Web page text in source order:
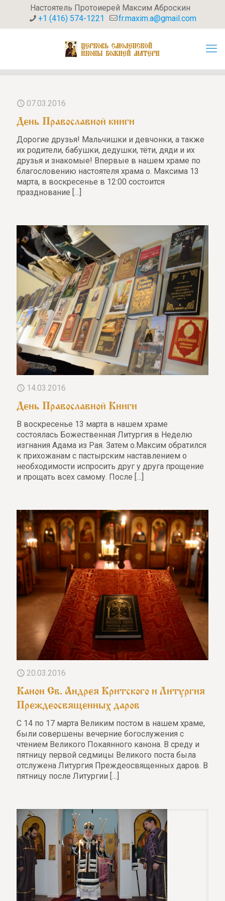
Настоятель Протоиерей Максим Аброскин
+1 (416) 574-1221
fr.maxim.a@gmail.com
07.03.2016
День Православной книги
Дорогие друзья! Мальчишки и девчонки, а также
их родители, бабушки, дедушки, тёти, дяди и их
друзья и знакомые! Впервые в нашем храме по
благословению настоятеля храма о. Максима 13
марта, в воскресенье в 12:00 состоится
празднование […]
14.03.2016
День Православной Книги
В воскресенье 13 марта в нашем храме
состоялась Божественная Литургия в Неделю
изгнания Адама из Рая. Затем о.Максим обратился
к прихожанам с пастырским наставлением о
необходимости испросить друг у друга прощение
и прощать всех самому. После […]
20.03.2016
Канон Св. Андрея Критского и Литургия
Преждеосвященных даров
С 14 по 17 марта Великим постом в нашем храме,
были совершены вечерние богослужения с
чтением Великого Покаянного канона. В среду и
пятницу первой седмицы Великого поста была
отслужена Литургия Преждеосвященных даров. В
пятницу после Литургии […]